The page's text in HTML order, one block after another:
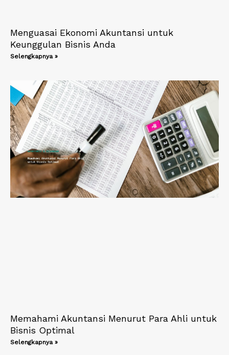
Menguasai Ekonomi Akuntansi untuk
Keunggulan Bisnis Anda
Selengkapnya »
Memahami Akuntansi Menurut Para Ahli untuk
Bisnis Optimal
Selengkapnya »